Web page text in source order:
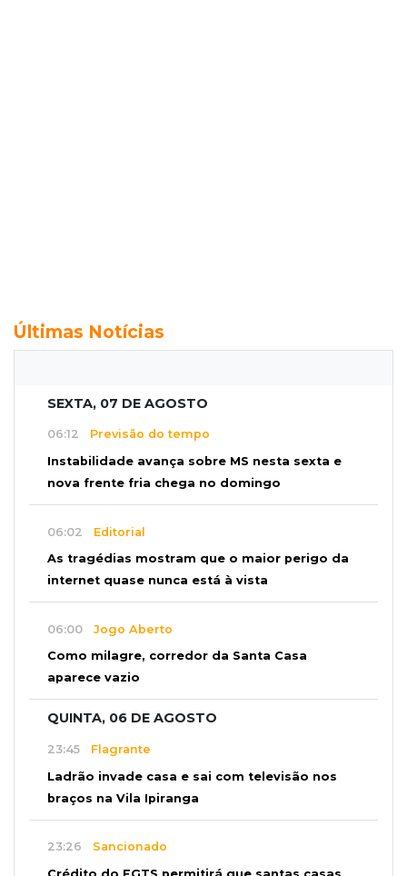
Últimas Notícias
SEXTA, 07 DE AGOSTO
06:12 Previsão do tempo
Instabilidade avança sobre MS nesta sexta e
nova frente fria chega no domingo
06:02 Editorial
As tragédias mostram que o maior perigo da
internet quase nunca está à vista
06:00 Jogo Aberto
Como milagre, corredor da Santa Casa
aparece vazio
QUINTA, 06 DE AGOSTO
23:45 Flagrante
Ladrão invade casa e sai com televisão nos
braços na Vila Ipiranga
23:26 Sancionado